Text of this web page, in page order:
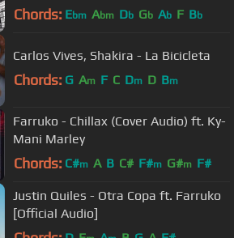
Chords: Ebm Abm Db Gb Ab F Bb
Carlos Vives, Shakira - La Bicicleta
Chords: G Am F C Dm D Bm
Farruko - Chillax (Cover Audio) ft. Ky-
Mani Marley
Chords: C#m A B C# F#m G#m F#
Justin Quiles - Otra Copa ft. Farruko
[Official Audio]